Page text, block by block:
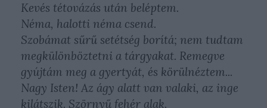
Kevés tétovázás után beléptem.
Néma, halotti néma csend.
Szobámat sűrű setétség borítá; nem tudtam
megkülönböztetni a tárgyakat. Remegve
gyújtám meg a gyertyát, és körülnéztem...
Nagy Isten! Az ágy alatt van valaki, az inge
kilátszik. Szörnyű fehér alak.